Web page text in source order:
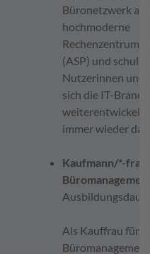
Büronetzwerk
hochmoderne
(ASP) und schulst
Nutzerinnen und
sich die IT-
weiterentwickelt,
immer wieder
Kaufmann/*-
Als Kauffrau für